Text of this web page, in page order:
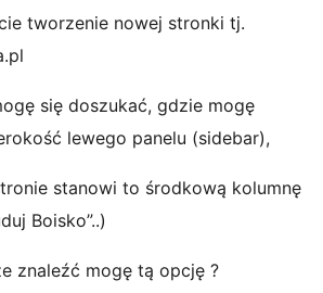
tworzenie nowej stronki tj.
się doszukać, gdzie mogę
lewego panelu (sidebar),
stanowi to środkową kolumnę
Boisko”..)
znaleźć mogę tą opcję ?